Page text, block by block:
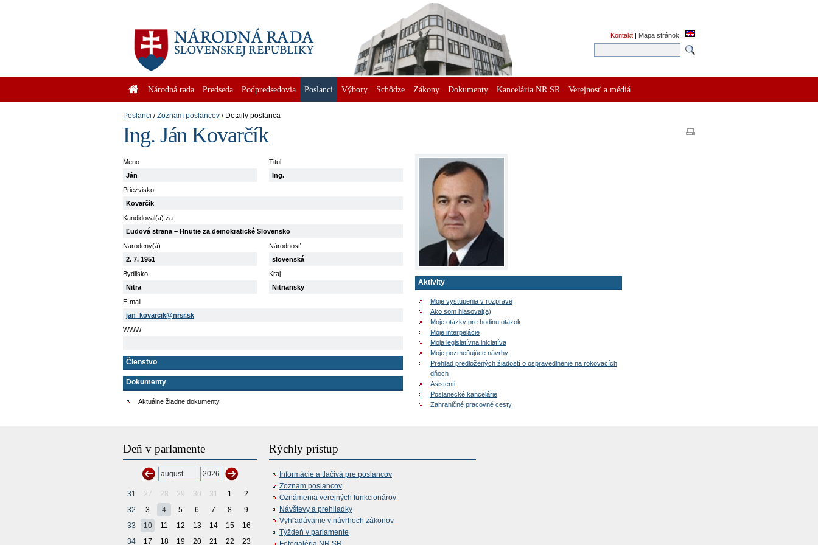
Kontakt | Mapa stránok
Národná rada Predseda Podpredsedovia Poslanci Výbory Schôdze Zákony Dokumenty Kancelária NR SR Verejnosť a médiá
Poslanci Zoznam poslancov Detaily poslanca
Ing. Ján Kovarčík
Meno
Ján
Titul
Ing.
Priezvisko
Kovarčík
Kandidoval(a) za
Ľudová strana – Hnutie za demokratické Slovensko
Narodený(á)
2. 7. 1951
Národnosť
slovenská
Bydlisko
Nitra
Kraj
Nitriansky
E-mail
jan_kovarcik@nrsr.sk
WWW
Členstvo
Dokumenty
Aktuálne žiadne dokumenty
Aktivity
Moje vystúpenia v rozprave
Ako som hlasoval(a)
Moje otázky pre hodinu otázok
Moje interpelácie
Moja legislatívna iniciatíva
Moje pozmeňujúce návrhy
Prehľad predložených žiadostí o ospravedlnenie na rokovacích
dňoch
Asistenti
Poslanecké kancelárie
Zahraničné pracovné cesty
Deň v parlamente
31 27 28 29 30 31 1
2
32
3 4 5 6 7 8
9
33
10 11 12 13 14 15
16
34
17 18 19 20 21 22 23
Rýchly prístup
Informácie a tlačivá pre poslancov
Zoznam poslancov
Oznámenia verejných funkcionárov
Návštevy a prehliadky
Vyhľadávanie v návrhoch zákonov
Týždeň v parlamente